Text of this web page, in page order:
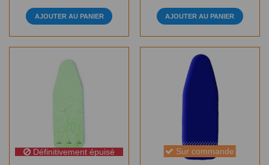
AJOUTER AU PANIER AJOUTER AU PANIER
Définitivement épuisé Sur commande